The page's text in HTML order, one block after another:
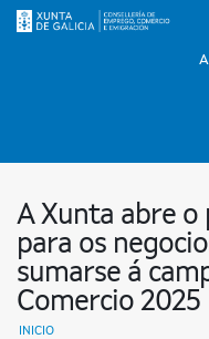
A Xunta abre o
para os
sumarse á
Comercio 2025
INICIO